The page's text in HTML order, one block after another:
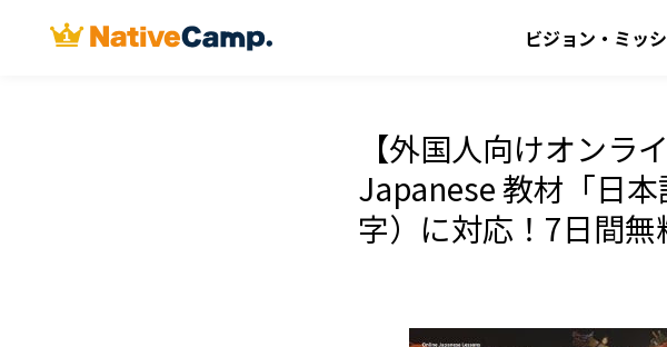
ビジョン・ミッ
【外国人向けオンラ
Japanese 教材「日
字）に対応！7日間無